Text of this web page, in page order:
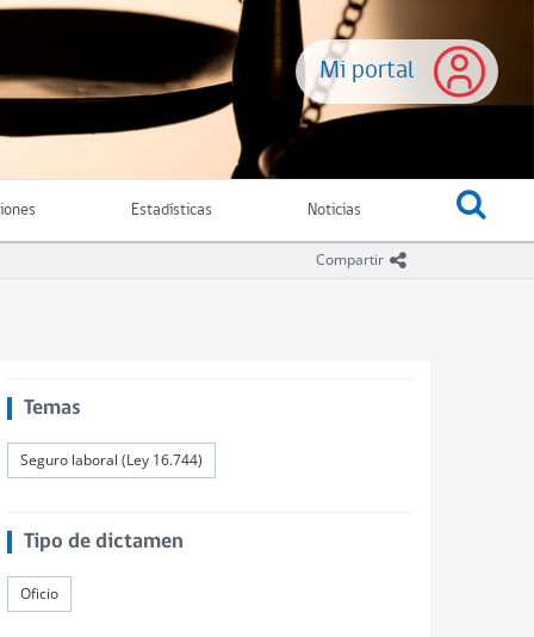
Mi portal
Estadísticas Noticias
Compartir icono compartir
Temas
Seguro laboral (Ley 16.744)
Tipo de dictamen
Oficio